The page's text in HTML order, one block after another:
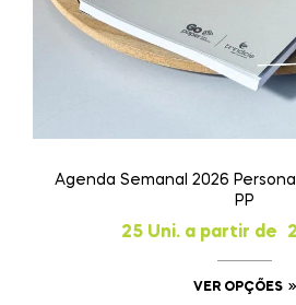
Agenda Semanal 2026
PP
25 Uni. a partir de
VER OPÇÕES